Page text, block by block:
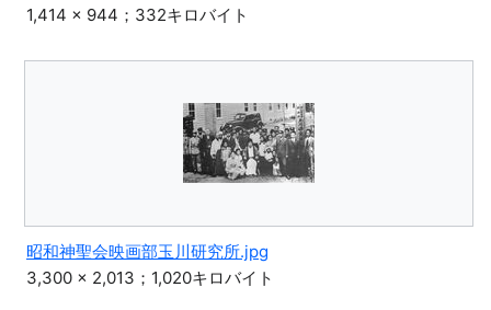
1,414 × 944；332キロバイト
昭和神聖会映画部玉川研究所.jpg
3,300 × 2,013；1,020キロバイト